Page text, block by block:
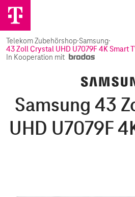
Telekom Zubehörshop·Samsung·
43 Zoll Crystal UHD U7079F 4K Smart
In Kooperation mit
Samsung 43
UHD U7079F